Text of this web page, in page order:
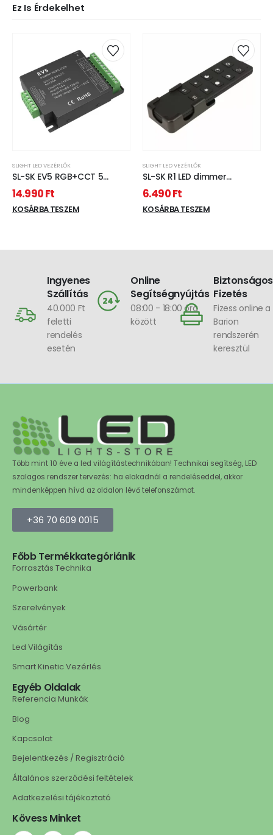
Ez Is Érdekelhet
SLIGHT LED VEZÉRLŐK
SL-SK EV5 RGB+CCT 5
csatornás LED szalag
jelerősítő 5x5A
14.990Ft
KOSÁRBA TESZEM
SLIGHT LED VEZÉRLŐK
SL-SK R1 LED dimmer
távirányító fali tartóval 1
zóna
6.490Ft
KOSÁRBA TESZEM
Ingyenes
Szállítás
40.000 Ft
feletti
rendelés
esetén
Online
Segítségnyújtás
08:00 - 18:00 óra
között
Biztonságos
Fizetés
Fizess online a
Barion
rendszerén
keresztül
Több mint 10 éve a led világítástechnikában! Technikai segítség, LED
szalagos rendszer tervezés: ha elakadnál a rendeléseddel, akkor
mindenképpen hívd az oldalon lévő telefonszámot.
+36 70 609 0015
Főbb Termékkategóriánik
Forrasztás Technika
Powerbank
Szerelvények
Vásártér
Led Világítás
Smart Kinetic Vezérlés
Egyéb Oldalak
Referencia Munkák
Blog
Kapcsolat
Bejelentkezés / Regisztráció
Általános szerződési feltételek
Adatkezelési tájékoztató
Kövess Minket